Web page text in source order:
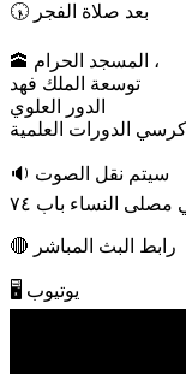
🕠 بعد صلاة الفجر
🕋 المسجد الحرام ،
توسعة الملك فهد
الدور العلوي
🔉 سيتم نقل الصوت
🔴 رابط البث المباشر
🖥️ يوتيوب